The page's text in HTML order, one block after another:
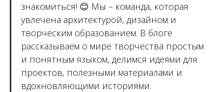
знакомиться! 😊 Мы – команда, которая
увлечена архитектурой, дизайном и
творческим образованием. В блоге
рассказываем о мире творчества простым
и понятным языком, делимся идеями для
проектов, полезными материалами и
вдохновляющими историями.